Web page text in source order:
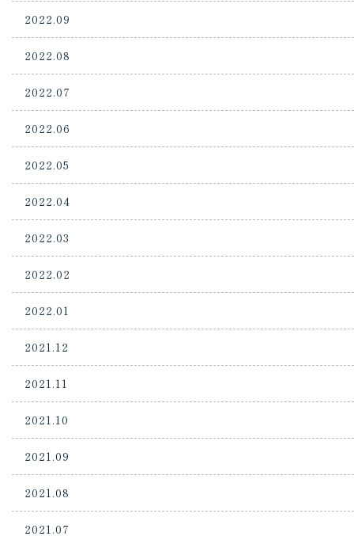
2022.09
2022.08
2022.07
2022.06
2022.05
2022.04
2022.03
2022.02
2022.01
2021.12
2021.11
2021.10
2021.09
2021.08
2021.07